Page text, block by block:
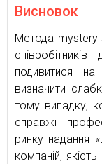
Висновок
Метода mystery
подивитися
визначити
тому випадку,
справжні
ринку надання
компаній,